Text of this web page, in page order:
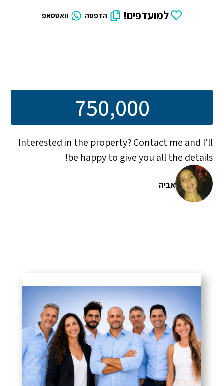
למועדפים! הדפסה וואטסאפ
750,000
Interested in the property? Contact me and I'll
be happy to give you all the details!
אביה